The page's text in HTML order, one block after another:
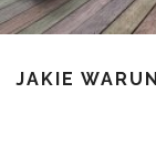
JAKIE